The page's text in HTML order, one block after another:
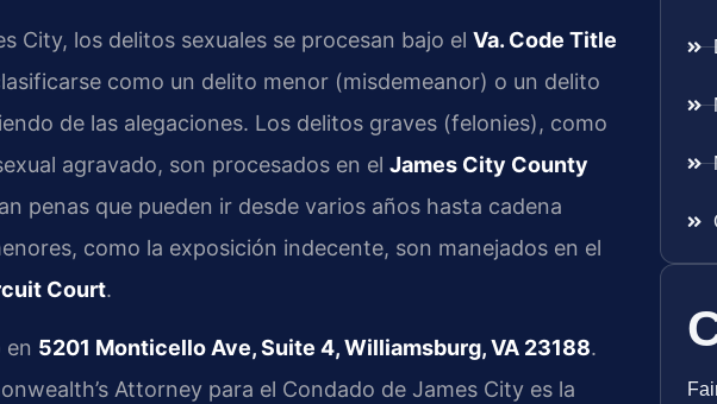
City, los delitos sexuales se procesan bajo el Va. Code Title
como un delito menor (misdemeanor) o un delito
de las alegaciones. Los delitos graves (felonies), como
agravado, son procesados en el James City County
penas que pueden ir desde varios años hasta cadena
como la exposición indecente, son manejados en el
Court.
en 5201 Monticello Ave, Suite 4, Williamsburg, VA 23188.
Attorney para el Condado de James City es la